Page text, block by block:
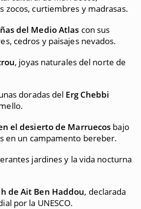
zocos, curtiembres y madrasas.
del Medio Atlas con sus
cedros y paisajes nevados.
, joyas naturales del norte de
doradas del Erg Chebbi
el desierto de Marruecos bajo
en un campamento bereber.
jardines y la vida nocturna
de Ait Ben Haddou, declarada
por la UNESCO.